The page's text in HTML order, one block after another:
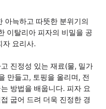
아늑하고 따뜻한 분위기의
이탈리아 피자의 비밀을 공
자 요리사.
진정성 있는 재료(물, 밀가
만들고, 토핑을 올리며, 전
방법을 배웁니다. 피자 요
굽어 드려 더욱 진정한 경